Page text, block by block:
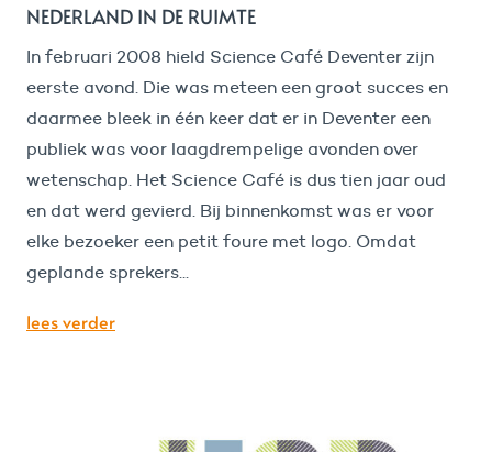
NEDERLAND IN DE RUIMTE
In februari 2008 hield Science Café Deventer zijn
eerste avond. Die was meteen een groot succes en
daarmee bleek in één keer dat er in Deventer een
publiek was voor laagdrempelige avonden over
wetenschap. Het Science Café is dus tien jaar oud
en dat werd gevierd. Bij binnenkomst was er voor
elke bezoeker een petit foure met logo. Omdat
geplande sprekers...
lees verder